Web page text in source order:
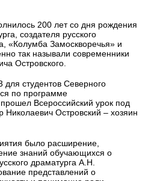
200 лет со дня рождения
создателя русского
«Колумба Замоскворечья» и
так называли современники
Островского.
для студентов Северного
по программе
Всероссийский урок под
Николаевич Островский – хозяин
было расширение,
знаний обучающихся о
драматурга А.Н.
представлений о